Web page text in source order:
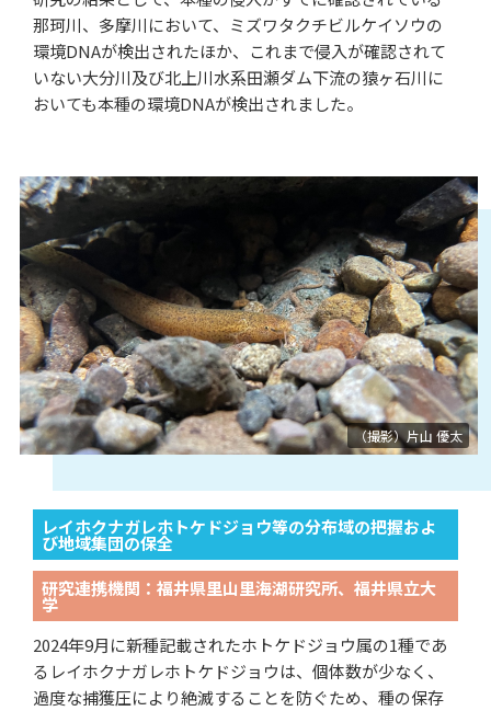
那珂川、多摩川において、ミズワタクチビルケイソウの
環境DNAが検出されたほか、これまで侵入が確認されて
いない大分川及び北上川水系田瀬ダム下流の猿ヶ石川に
おいても本種の環境DNAが検出されました。
レイホクナガレホトケドジョウ等の分布域の把握およ
び地域集団の保全
研究連携機関：福井県里山里海湖研究所、福井県立大
学
2024年9月に新種記載されたホトケドジョウ属の1種であ
るレイホクナガレホトケドジョウは、個体数が少なく、
過度な捕獲圧により絶滅することを防ぐため、種の保存
（撮影）片山 優太